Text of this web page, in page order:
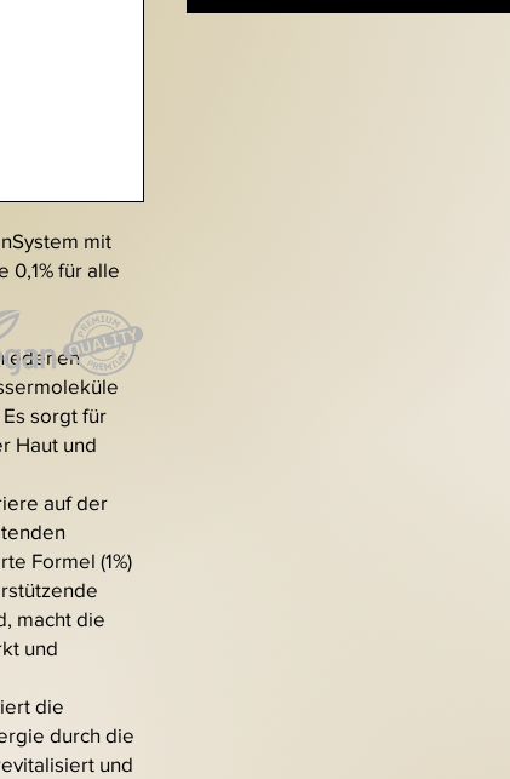
mit
0,1% für alle
sorgt für
Haut und
auf der
Formel (1%)
macht die
und
die
durch die
und